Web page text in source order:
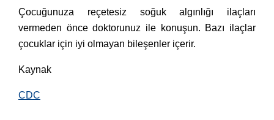
Çocuğunuza reçetesiz soğuk algınlığı ilaçları
vermeden önce doktorunuz ile konuşun. Bazı ilaçlar
çocuklar için iyi olmayan bileşenler içerir.
Kaynak
CDC